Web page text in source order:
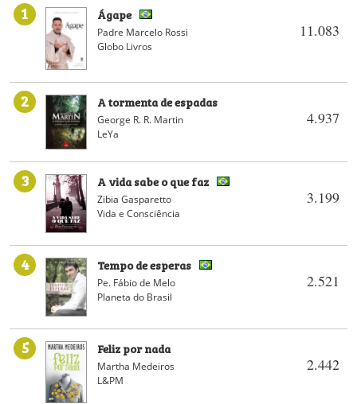
1
11.083
Ágape
Padre Marcelo Rossi
Globo Livros
2
4.937
A tormenta de espadas
George R. R. Martin
LeYa
3
3.199
A vida sabe o que faz
Zibia Gasparetto
Vida e Consciência
4
2.521
Tempo de esperas
Pe. Fábio de Melo
Planeta do Brasil
5
2.442
Feliz por nada
Martha Medeiros
L&PM